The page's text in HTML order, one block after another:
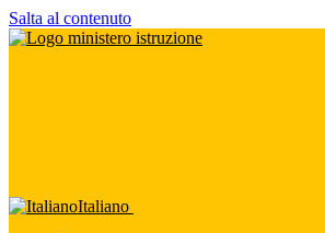
Salta al contenuto
Italiano